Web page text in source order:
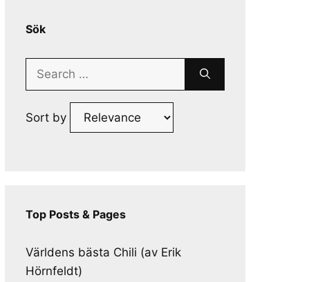
Sök
Search
Sort by
Top Posts & Pages
Världens bästa Chili (av Erik
Hörnfeldt)